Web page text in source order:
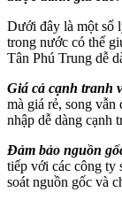
Dưới đây là một số
trong nước có thể
Tân Phú Trung dễ
Giá cả cạnh tranh
mà giá rẻ, song
nhập dễ dàng cạnh
Đảm bảo nguồn
tiếp với các công ty
soát nguồn gốc và